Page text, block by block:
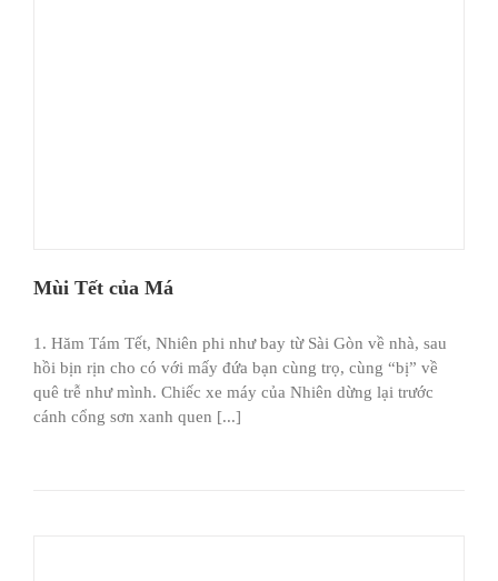
Mùi Tết của Má
1. Hăm Tám Tết, Nhiên phi như bay từ Sài Gòn về nhà, sau
hồi bịn rịn cho có với mấy đứa bạn cùng trọ, cùng “bị” về
quê trễ như mình. Chiếc xe máy của Nhiên dừng lại trước
cánh cổng sơn xanh quen [...]